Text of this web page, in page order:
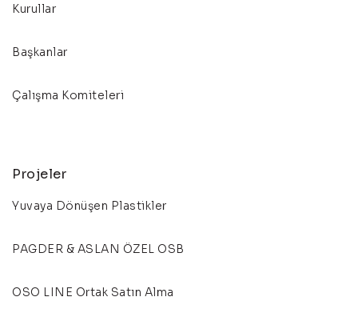
Kurullar
Başkanlar
Çalışma Komiteleri
Projeler
Yuvaya Dönüşen Plastikler
PAGDER & ASLAN ÖZEL OSB
OSO LINE Ortak Satın Alma